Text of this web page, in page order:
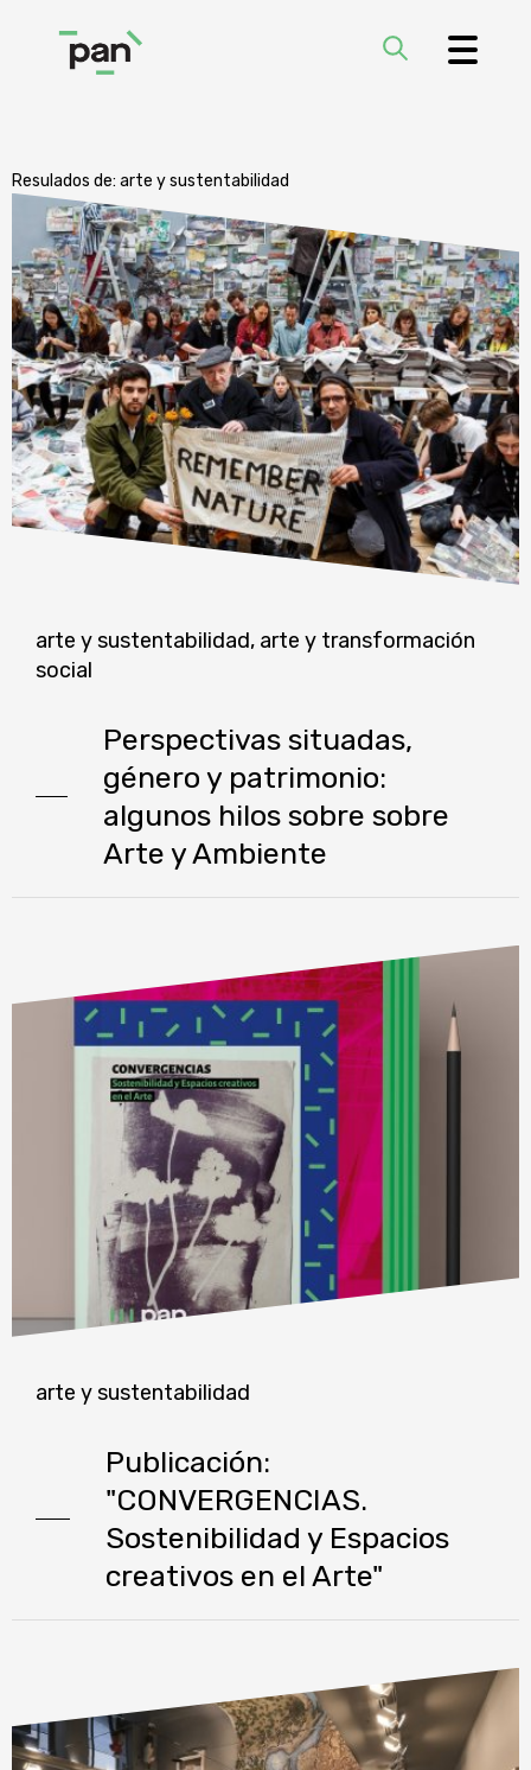
Resulados de: arte y sustentabilidad
arte y sustentabilidad, arte y transformación
social
Perspectivas situadas,
género y patrimonio:
algunos hilos sobre sobre
Arte y Ambiente
arte y sustentabilidad
Publicación:
"CONVERGENCIAS.
Sostenibilidad y Espacios
creativos en el Arte"